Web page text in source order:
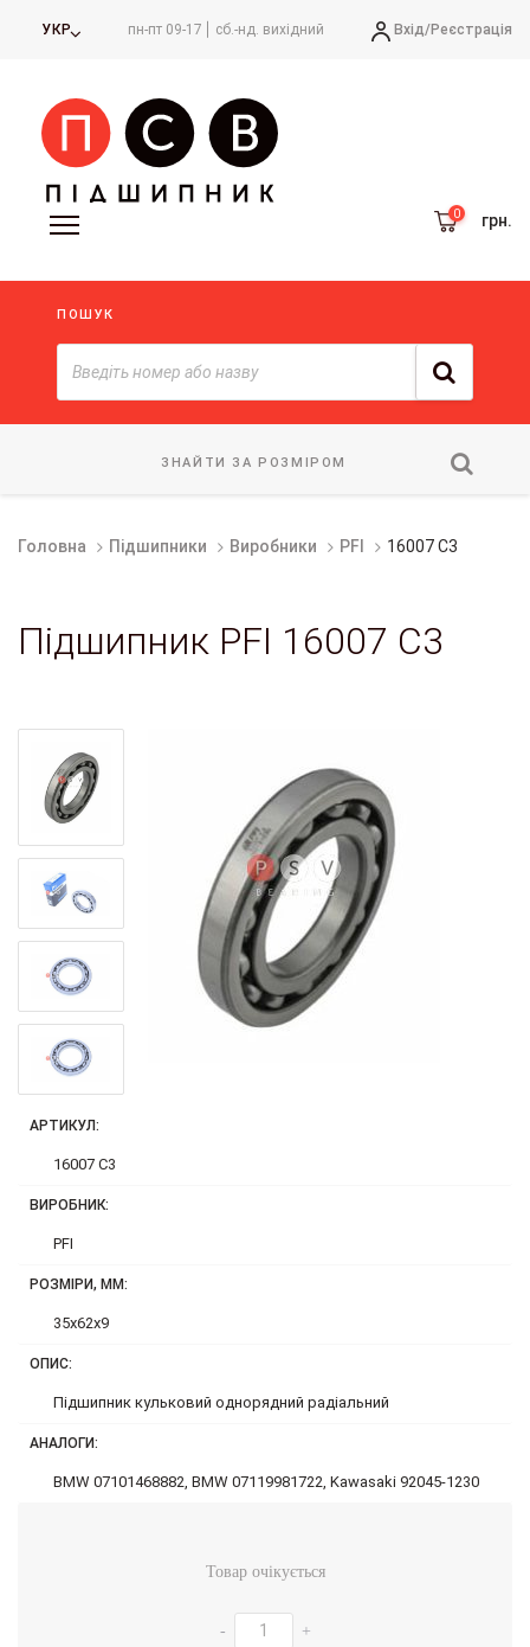
УКР пн-пт 09-17 сб.-нд. вихідний Вхід/Реєстрація
грн.
ПОШУК
ЗНАЙТИ ЗА РОЗМІРОМ
Головна Підшипники Виробники PFI 16007 C3
Підшипник PFI 16007 C3
АРТИКУЛ:
16007 C3
ВИРОБНИК:
PFI
РОЗМІРИ, ММ:
35x62x9
ОПИС:
Підшипник кульковий однорядний радіальний
АНАЛОГИ:
BMW 07101468882, BMW 07119981722, Kawasaki 92045-1230
Товар очікується
- +